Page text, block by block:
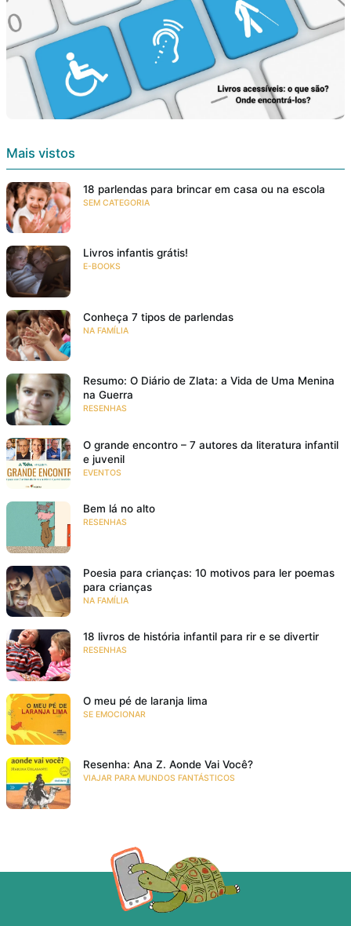
Mais vistos
18 parlendas para brincar em casa ou na escola
SEM CATEGORIA
Livros infantis grátis!
E-BOOKS
Conheça 7 tipos de parlendas
NA FAMÍLIA
Resumo: O Diário de Zlata: a Vida de Uma Menina
na Guerra
RESENHAS
O grande encontro – 7 autores da literatura infantil
e juvenil
EVENTOS
Bem lá no alto
RESENHAS
Poesia para crianças: 10 motivos para ler poemas
para crianças
NA FAMÍLIA
18 livros de história infantil para rir e se divertir
RESENHAS
O meu pé de laranja lima
SE EMOCIONAR
Resenha: Ana Z. Aonde Vai Você?
VIAJAR PARA MUNDOS FANTÁSTICOS